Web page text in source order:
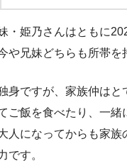
・姫乃さんはともに
や兄妹どちらも所帯を
身ですが、家族仲はと
ご飯を食べたり、一緒
人になってからも家族
です。